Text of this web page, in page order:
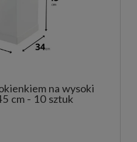
na wysoki
cm - 10 sztuk